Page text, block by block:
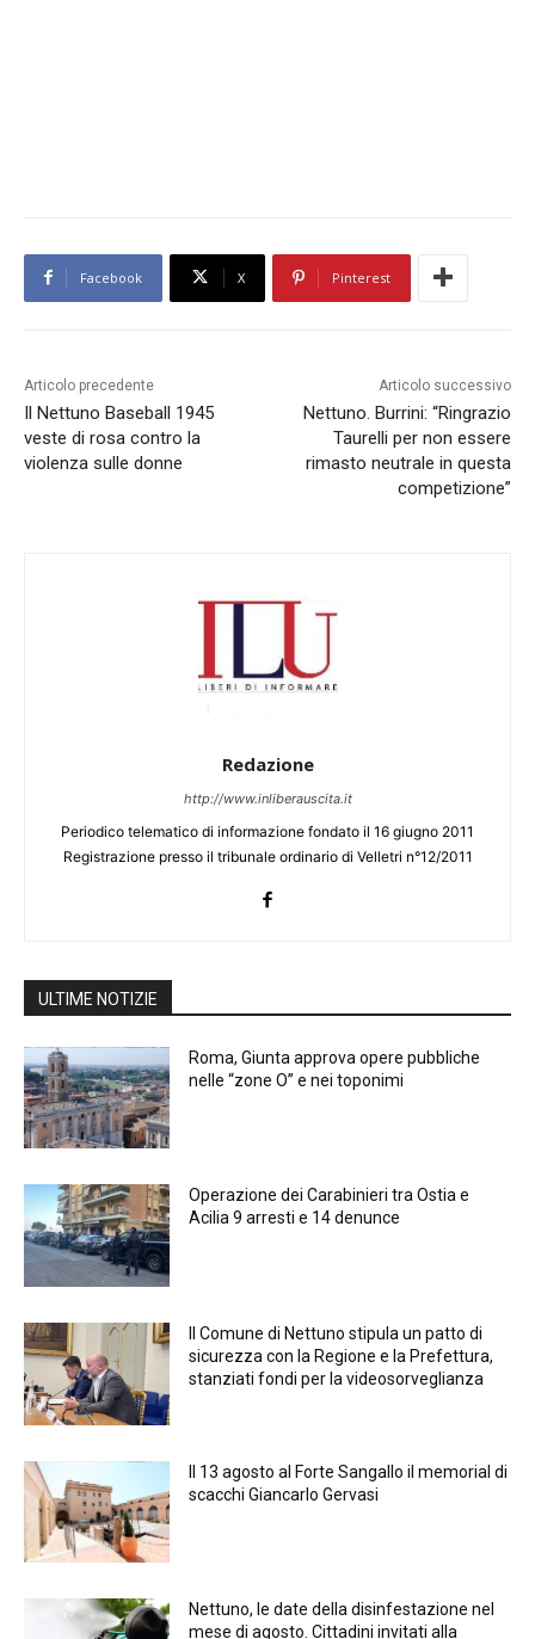
Facebook X Pinterest
Articolo precedente
Il Nettuno Baseball 1945
veste di rosa contro la
violenza sulle donne
Articolo successivo
Nettuno. Burrini: “Ringrazio
Taurelli per non essere
rimasto neutrale in questa
competizione”
Redazione
http://www.inliberauscita.it
Periodico telematico di informazione fondato il 16 giugno 2011
Registrazione presso il tribunale ordinario di Velletri n°12/2011
ULTIME NOTIZIE
Roma, Giunta approva opere pubbliche
nelle “zone O” e nei toponimi
Operazione dei Carabinieri tra Ostia e
Acilia 9 arresti e 14 denunce
Il Comune di Nettuno stipula un patto di
sicurezza con la Regione e la Prefettura,
stanziati fondi per la videosorveglianza
Il 13 agosto al Forte Sangallo il memorial di
scacchi Giancarlo Gervasi
Nettuno, le date della disinfestazione nel
mese di agosto. Cittadini invitati alla